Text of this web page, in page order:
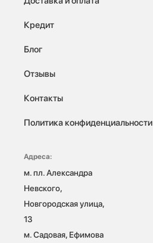
Кредит
Блог
Отзывы
Контакты
Политика конфиденциальности
Адреса:
м. пл. Александра
Невского,
Новгородская улица,
13
м. Садовая, Ефимова